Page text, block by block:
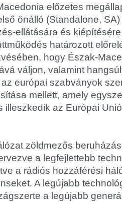
előzetes
önálló (Standalone,
ellátására és
határozott
hogy Észak-
váljon, valamint
európai szabványok
mellett, amely
illeszkedik az Európai
zöldmezős
a legfejlettebb
a rádiós hozzáférési
A legújabb
a legújabb